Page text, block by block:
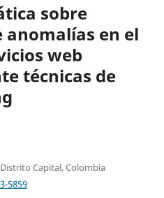
sobre
en el
web
técnicas de
Capital, Colombia
5859